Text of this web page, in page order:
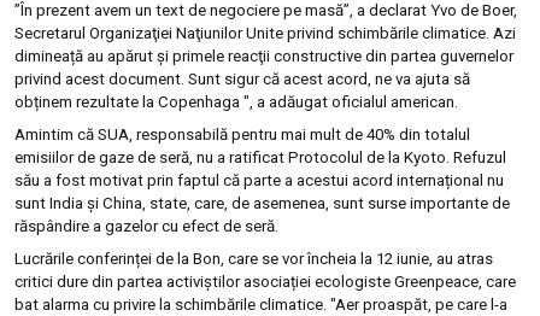
”În prezent avem un text de negociere pe masă”, a declarat Yvo de Boer,
Secretarul Organizaţiei Naţiunilor Unite privind schimbările climatice. Azi
dimineață au apărut și primele reacţii constructive din partea guvernelor
privind acest document. Sunt sigur că acest acord, ne va ajuta să
obținem rezultate la Copenhaga ", a adăugat oficialul american.
Amintim că SUA, responsabilă pentru mai mult de 40% din totalul
emisiilor de gaze de seră, nu a ratificat Protocolul de la Kyoto. Refuzul
său a fost motivat prin faptul că parte a acestui acord internațional nu
sunt India și China, state, care, de asemenea, sunt surse importante de
răspândire a gazelor cu efect de seră.
Lucrările conferinței de la Bon, care se vor încheia la 12 iunie, au atras
critici dure din partea activiştilor asociației ecologiste Greenpeace, care
bat alarma cu privire la schimbările climatice. "Aer proaspăt, pe care l-a